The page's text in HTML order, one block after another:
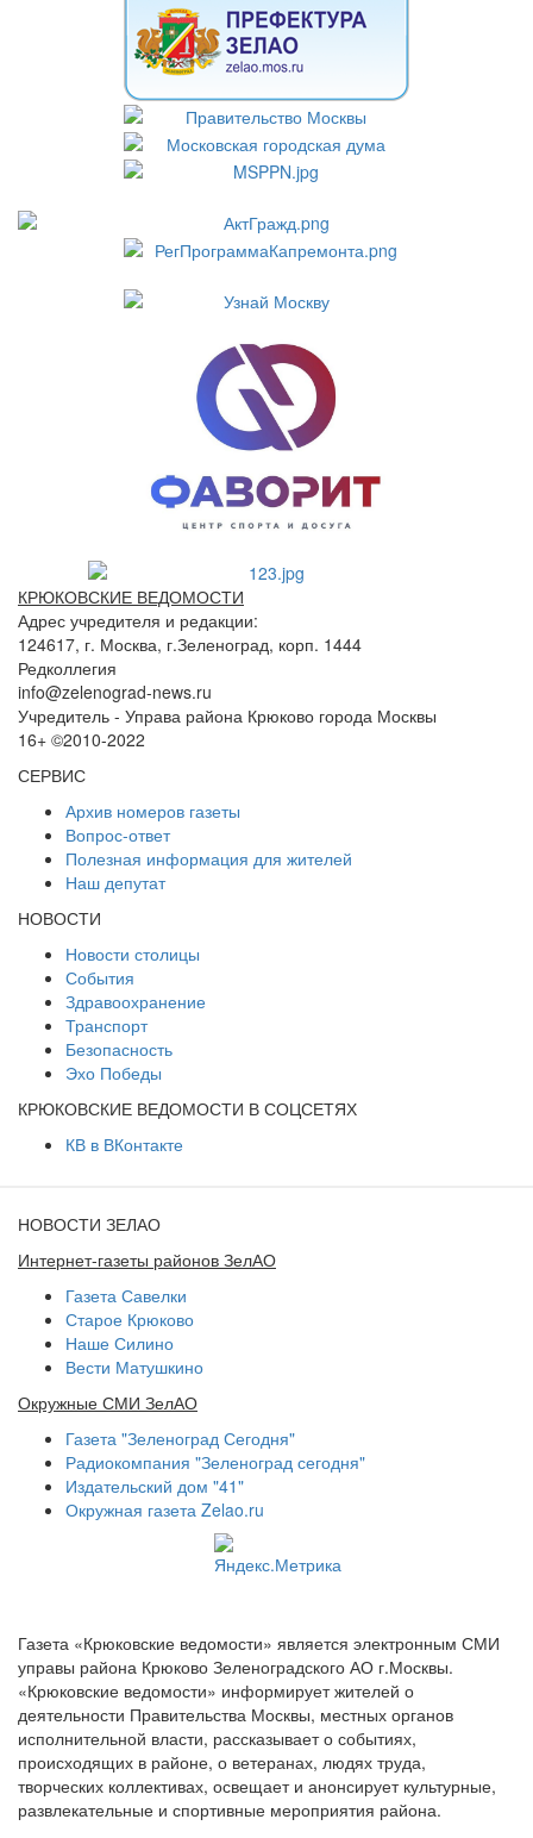
КРЮКОВСКИЕ ВЕДОМОСТИ
Адрес учредителя и редакции:
124617, г. Москва, г.Зеленоград, корп. 1444
Редколлегия
info@zelenograd-news.ru
Учредитель - Управа района Крюково города Москвы
16+ ©2010-2022
СЕРВИС
Архив номеров газеты
Вопрос-ответ
Полезная информация для жителей
Наш депутат
НОВОСТИ
Новости столицы
События
Здравоохранение
Транспорт
Безопасность
Эхо Победы
КРЮКОВСКИЕ ВЕДОМОСТИ В СОЦСЕТЯХ
КВ в ВКонтакте
НОВОСТИ ЗЕЛАО
Интернет-газеты районов ЗелАО
Газета Савелки
Старое Крюково
Наше Силино
Вести Матушкино
Окружные СМИ ЗелАО
Газета "Зеленоград Сегодня"
Радиокомпания "Зеленоград сегодня"
Издательский дом "41"
Окружная газета Zelao.ru
Газета «Крюковские ведомости» является электронным СМИ
управы района Крюково Зеленоградского АО г.Москвы.
«Крюковские ведомости» информирует жителей о
деятельности Правительства Москвы, местных органов
исполнительной власти, рассказывает о событиях,
происходящих в районе, о ветеранах, людях труда,
творческих коллективах, освещает и анонсирует культурные,
развлекательные и спортивные мероприятия района.